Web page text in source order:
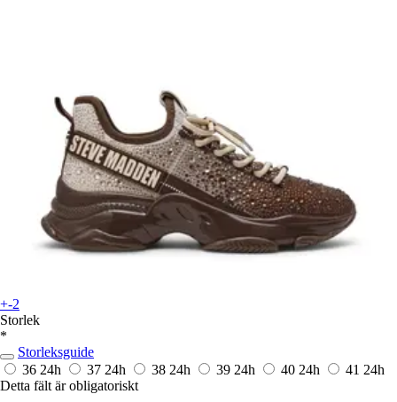
+-2
Storlek
*
Storleksguide
36 24h 37 24h 38 24h 39 24h 40 24h 41 24h
Detta fält är obligatoriskt